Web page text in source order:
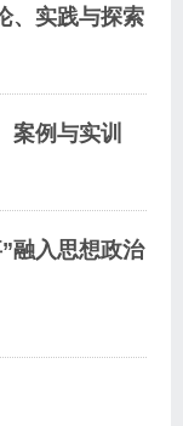
、实践与探索
例与实训
融入思想政治